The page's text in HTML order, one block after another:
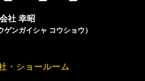
社 幸昭
ゲンガイシャ コウショウ）
・ショールーム